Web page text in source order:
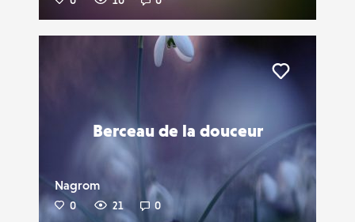
Berceau de la douceur
Nagrom
0 21 0